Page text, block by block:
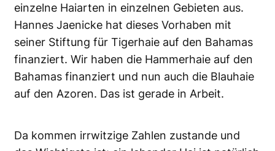
einzelne Haiarten in einzelnen Gebieten aus.
Hannes Jaenicke hat dieses Vorhaben mit
seiner Stiftung für Tigerhaie auf den Bahamas
finanziert. Wir haben die Hammerhaie auf den
Bahamas finanziert und nun auch die Blauhaie
auf den Azoren. Das ist gerade in Arbeit.
Da kommen irrwitzige Zahlen zustande und